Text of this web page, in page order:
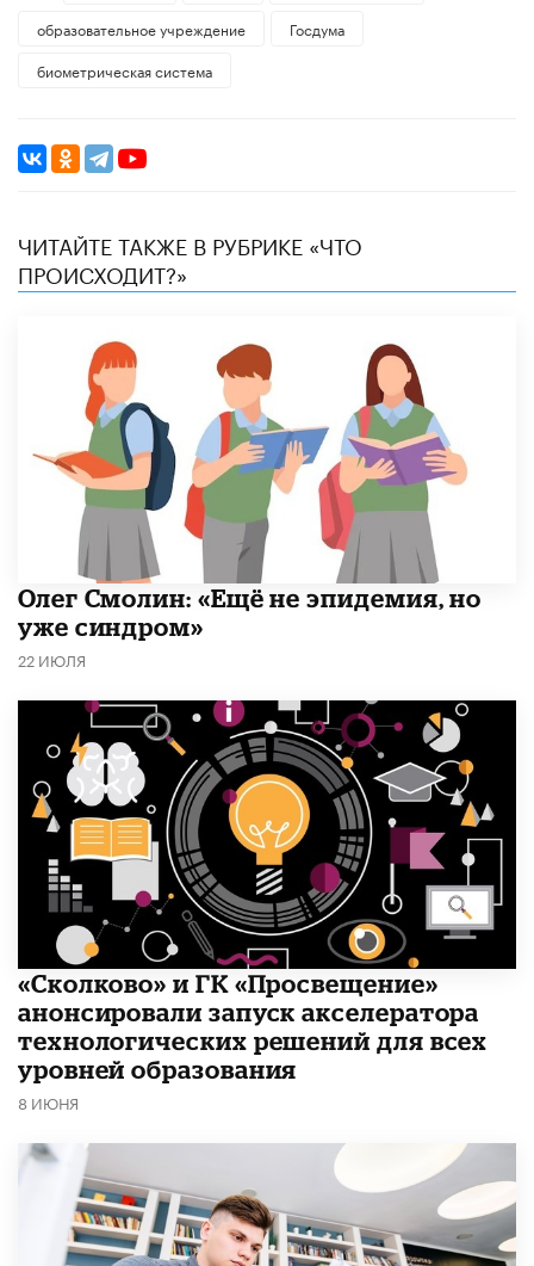
образовательное учреждение
Госдума
биометрическая система
ЧИТАЙТЕ ТАКЖЕ В РУБРИКЕ «ЧТО
ПРОИСХОДИТ?»
​Олег Смолин: «Ещё не эпидемия, но
уже синдром»
22 ИЮЛЯ
«Сколково» и ГК «Просвещение»
анонсировали запуск акселератора
технологических решений для всех
уровней образования
8 ИЮНЯ